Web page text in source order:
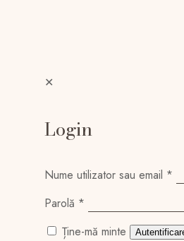
✕
Login
Nume utilizator sau email *
Parolă *
Ține-mă minte